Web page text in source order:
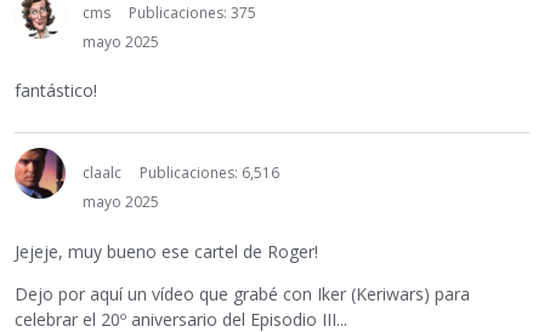
cms
Publicaciones: 375
mayo 2025
fantástico!
claalc
Publicaciones: 6,516
mayo 2025
Jejeje, muy bueno ese cartel de Roger!
Dejo por aquí un vídeo que grabé con Iker (Keriwars) para
celebrar el 20º aniversario del Episodio III...